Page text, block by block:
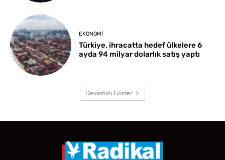
EKONOMI
Türkiye, ihracatta hedef ülkelere 6
ayda 94 milyar dolarlık satış yaptı
Devamını Göster